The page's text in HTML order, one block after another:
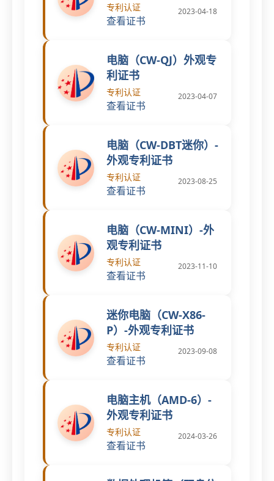
2023-04-18
专利认证
查看证书
2023-04-07
电脑（CW-QJ）外观专
利证书
专利认证
查看证书
2023-08-25
电脑（CW-DBT迷你）-
外观专利证书
专利认证
查看证书
2023-11-10
电脑（CW-MINI）-外
观专利证书
专利认证
查看证书
2023-09-08
迷你电脑（CW-X86-
P）-外观专利证书
专利认证
查看证书
2024-03-26
电脑主机（AMD-6）-
外观专利证书
专利认证
查看证书